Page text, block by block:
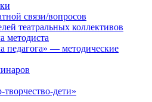
связи/вопросов
театральных коллективов
методиста
педагога» — методические
дети»